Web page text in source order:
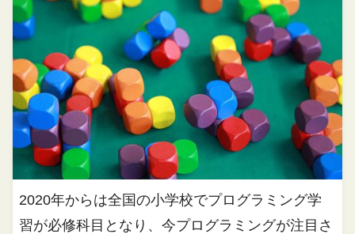
2020年からは全国の小学校でプログラミング学
習が必修科目となり、今プログラミングが注目さ